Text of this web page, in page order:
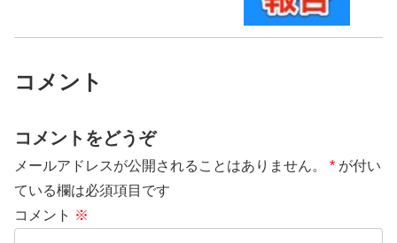
コメント
コメントをどうぞ
メールアドレスが公開されることはありません。 * が付い
ている欄は必須項目です
コメント ※